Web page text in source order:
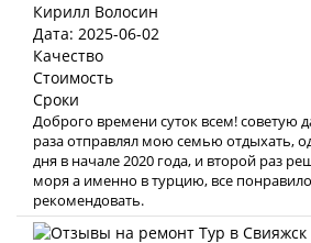
Кирилл Волосин
Дата: 2025-06-02
Качество
Стоимость
Сроки
Доброго времени суток всем! советую
раза отправлял мою семью отдыхать,
дня в начале 2020 года, и второй раз
моря а именно в турцию, все
рекомендовать.